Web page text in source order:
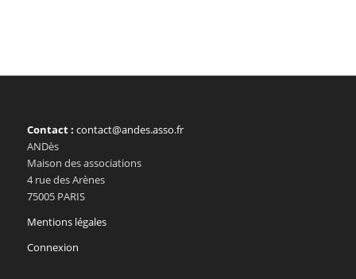
Contact : contact@andes.asso.fr
ANDès
Maison des associations
4 rue des Arènes
75005 PARIS
Mentions légales
Connexion